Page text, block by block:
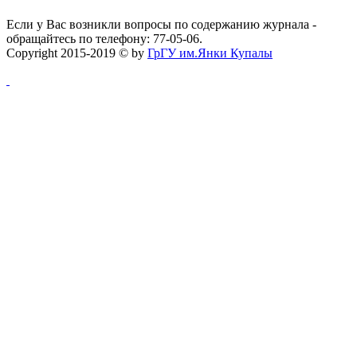
Если у Вас возникли вопросы по содержанию журнала -
обращайтесь по телефону: 77-05-06.
Copyright 2015-2019 © by ГрГУ им.Янки Купалы